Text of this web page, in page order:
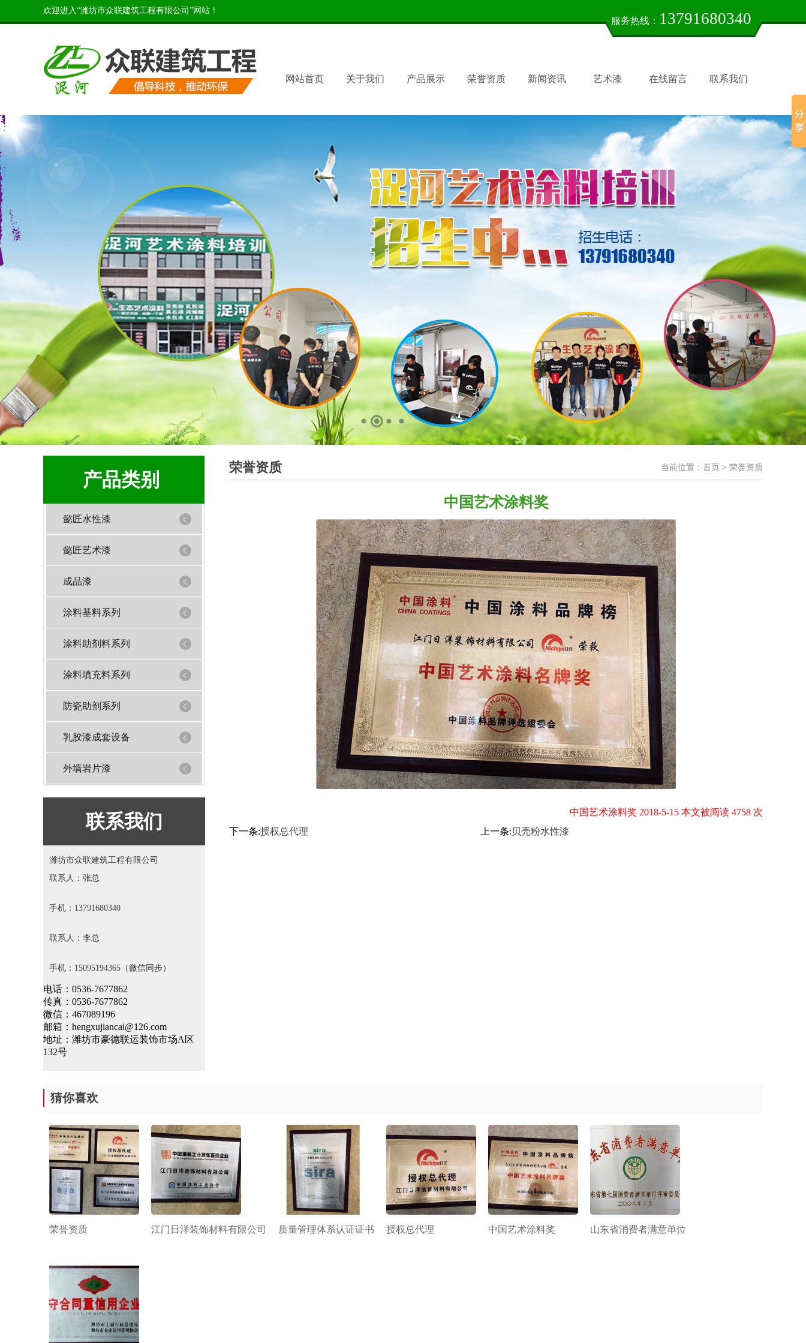
欢迎进入“潍坊市众联建筑工程有限公司”网站！
服务热线： 13791680340
网站首页 关于我们 产品展示 荣誉资质 新闻资讯 艺术漆 在线留言 联系我们
产品类别
懿匠水性漆
懿匠艺术漆
成品漆
涂料基料系列
涂料助剂料系列
涂料填充料系列
防瓷助剂系列
乳胶漆成套设备
外墙岩片漆
联系我们
潍坊市众联建筑工程有限公司
联系人：张总
手机：13791680340
联系人：李总
手机：15095194365（微信同步）
电话：0536-7677862
传真：0536-7677862
微信：467089196
邮箱：hengxujiancai@126.com
地址：潍坊市豪德联运装饰市场A区
132号
荣誉资质 当前位置： 首页 > 荣誉资质
中国艺术涂料奖
中国艺术涂料奖 2018-5-15 本文被阅读 4758 次
下一条:授权总代理 上一条: 贝壳粉水性漆
猜你喜欢
荣誉资质 江门日洋装饰材料有限公司 质量管理体系认证证书 授权总代理 中国艺术涂料奖 山东省消费者满意单位